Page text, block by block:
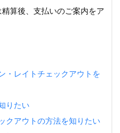
算後、支払いのご案内をア
・レイトチェックアウトを
りたい
クアウトの方法を知りたい